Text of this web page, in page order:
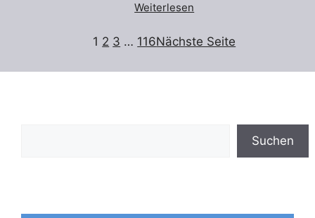
Weiterlesen
1 2 3 … 116Nächste Seite
Suchen